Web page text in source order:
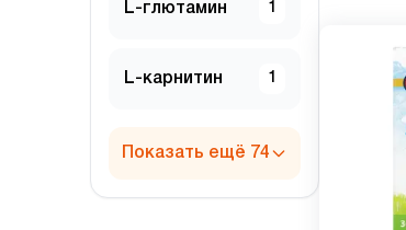
L-глютамин 1
L-карнитин 1
Показать ещё 74